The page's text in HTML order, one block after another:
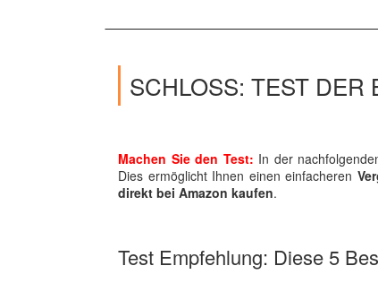
SCHLOSS: TEST DER
Machen Sie den Test: In der
Dies ermöglicht Ihnen einen einfacheren
direkt bei Amazon kaufen.
Test Empfehlung: Diese 5